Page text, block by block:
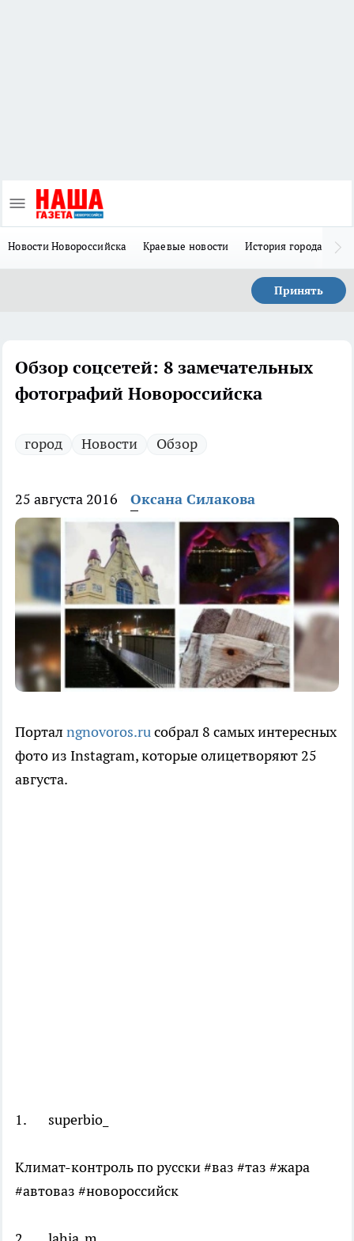
Новости Новороссийска Краевые новости История города Н
Принять
Обзор соцсетей: 8 замечательных
фотографий Новороссийска
город Новости Обзор
25 августа 2016 Оксана Силакова
Портал ngnovoros.ruсобрал 8 самых интересных
фото из Instagram, которые олицетворяют 25
августа.
1. superbio_
Климат-контроль по русски #ваз #таз #жара
#автоваз #новороссийск